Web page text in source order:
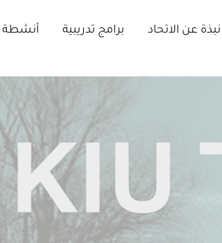
نبذة عن الاتحاد برامج تدريبية أنشطة